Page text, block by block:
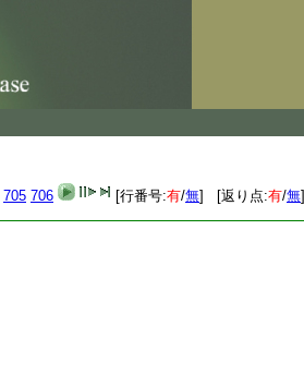
705 706 [行番号:有/無] [返り点:有/無]